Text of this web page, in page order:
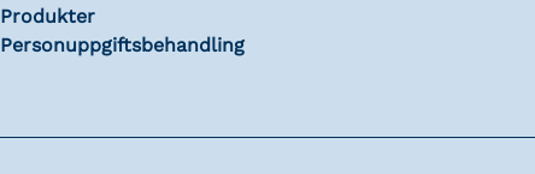
Produkter
Personuppgiftsbehandling